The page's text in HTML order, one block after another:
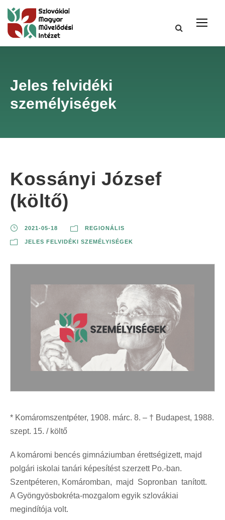
Jeles felvidéki
személyiségek
Kossányi József
(költő)
2021-05-18 REGIONÁLIS
JELES FELVIDÉKI SZEMÉLYISÉGEK
* Komáromszentpéter, 1908. márc. 8. – † Budapest, 1988.
szept. 15. / költő
A komáromi bencés gimnáziumban érettségizett, majd
polgári iskolai tanári képesítést szerzett Po.-ban.
Szentpéteren, Komáromban, majd Sopronban tanított.
A Gyöngyösbokréta-mozgalom egyik szlovákiai
megindítója volt.